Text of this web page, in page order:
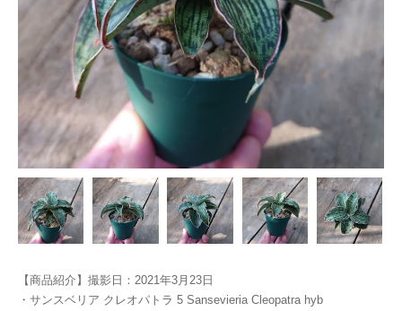
【商品紹介】撮影日：2021年3月23日
・サンスベリア クレオパトラ 5 Sansevieria Cleopatra hyb